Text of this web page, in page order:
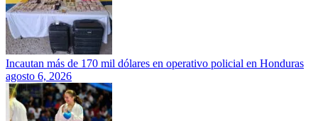
Incautan más de 170 mil dólares en operativo policial en Honduras
agosto 6, 2026